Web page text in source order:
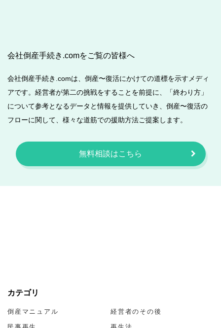
会社倒産手続き.comをご覧の皆様へ
会社倒産手続き.comは、倒産〜復活にかけての道標を示すメディ
アです。経営者が第二の挑戦をすることを前提に、「終わり方」
について参考となるデータと情報を提供していき、倒産〜復活の
フローに関して、様々な道筋での援助方法ご提案します。
無料相談はこちら
カテゴリ
倒産マニュアル 経営者のその後